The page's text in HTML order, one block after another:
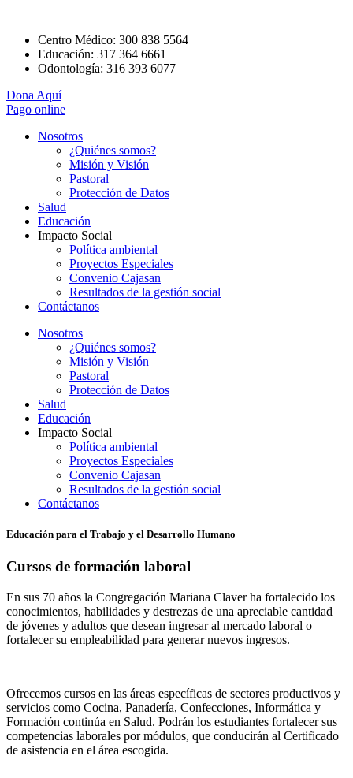
Centro Médico: 300 838 5564
Educación: 317 364 6661
Odontología: 316 393 6077
Dona Aquí
Pago online
Nosotros
¿Quiénes somos?
Misión y Visión
Pastoral
Protección de Datos
Salud
Educación
Impacto Social
Política ambiental
Proyectos Especiales
Convenio Cajasan
Resultados de la gestión social
Contáctanos
Nosotros
¿Quiénes somos?
Misión y Visión
Pastoral
Protección de Datos
Salud
Educación
Impacto Social
Política ambiental
Proyectos Especiales
Convenio Cajasan
Resultados de la gestión social
Contáctanos
Educación para el Trabajo y el Desarrollo Humano
Cursos de formación laboral
En sus 70 años la Congregación Mariana Claver ha fortalecido los
conocimientos, habilidades y destrezas de una apreciable cantidad
de jóvenes y adultos que desean ingresar al mercado laboral o
fortalecer su empleabilidad para generar nuevos ingresos.
Ofrecemos cursos en las áreas específicas de sectores productivos y
servicios como Cocina, Panadería, Confecciones, Informática y
Formación continúa en Salud. Podrán los estudiantes fortalecer sus
competencias laborales por módulos, que conducirán al Certificado
de asistencia en el área escogida.